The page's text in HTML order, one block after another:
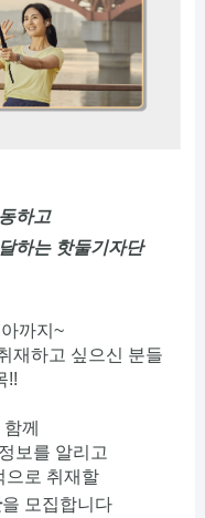
하고
하는 핫둘기자단
까지~
재하고 싶으신 분들
!!
께
보를 알리고
으로 취재할
을 모집합니다